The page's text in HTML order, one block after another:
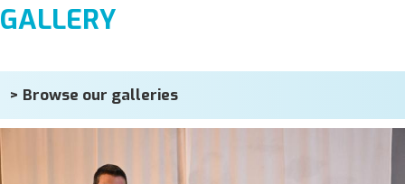
GALLERY
> Browse our galleries